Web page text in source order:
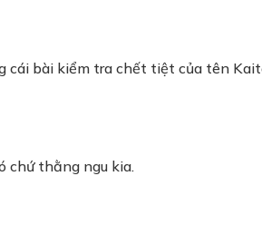
cái bài kiểm tra chết tiệt của tên
chứ thằng ngu kia.